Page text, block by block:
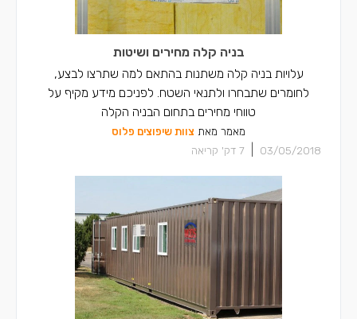
בניה קלה מחירים ושיטות
עלויות בניה קלה משתנות בהתאם למה שתרצו לבצע,
לחומרים שתבחרו ולתנאי השטח. לפניכם מידע מקיף על
טווחי מחירים בתחום הבניה הקלה
מאמר מאת צוות שיפוצים פלוס
03/05/2018
7 דק' קריאה